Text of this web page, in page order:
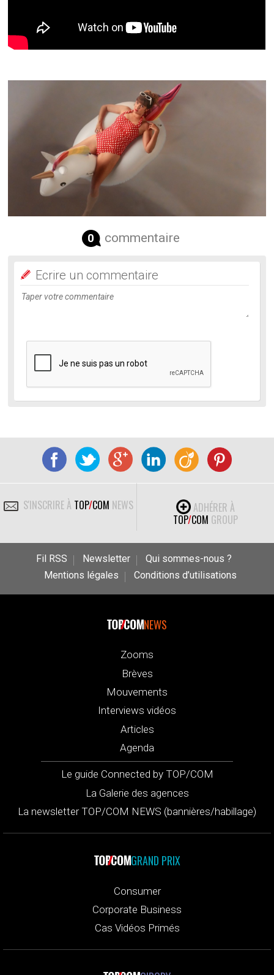
0 commentaire
Ecrire un commentaire
S'INSCRIRE À TOP/COM NEWS
ADHÉRER À
TOP/COM GROUP
Fil RSS Newsletter
Qui sommes-nous ?
Mentions légales
Conditions d’utilisations
NEWS
Zooms
Brèves
Mouvements
Interviews vidéos
Articles
Agenda
Le guide Connected by TOP/COM
La Galerie des agences
La newsletter TOP/COM NEWS (bannières/habillage)
GRAND PRIX
Consumer
Corporate Business
Cas Vidéos Primés